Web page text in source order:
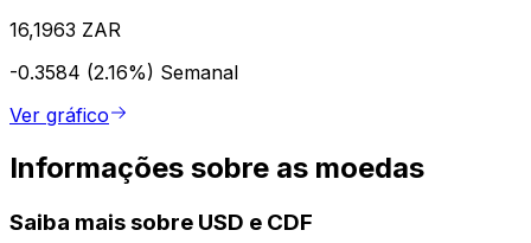
16,1963 ZAR
-0.3584 (2.16%) Semanal
Ver gráfico
Informações sobre as moedas
Saiba mais sobre USD e CDF